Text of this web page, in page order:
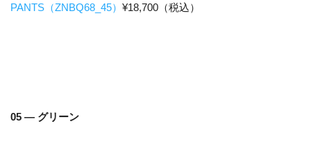
PANTS（ZNBQ68_45） ¥18,700（税込）
05 — グリーン